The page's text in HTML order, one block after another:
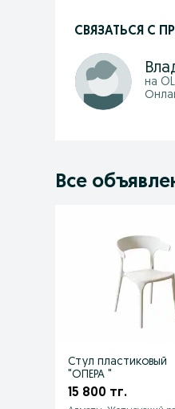
СВЯЗАТЬСЯ С
на
Все
Стул пластиковый
"ОПЕРА "
15 800 тг.